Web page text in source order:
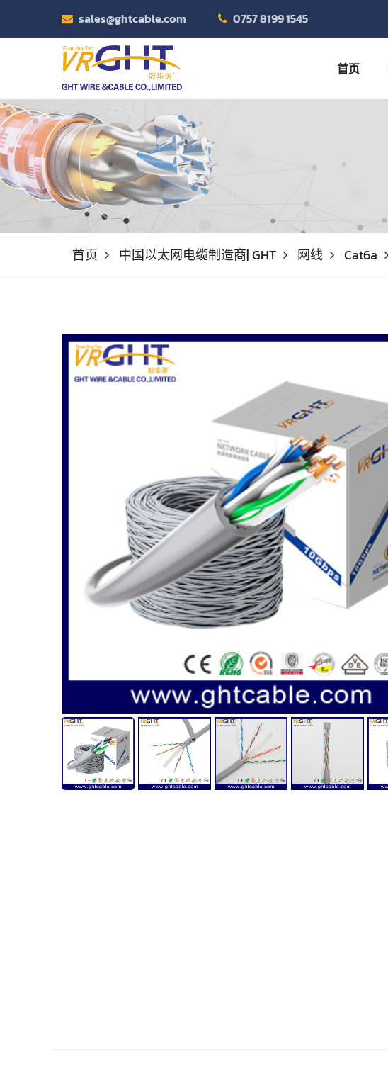
sales@ghtcable.com 0757 8199 1545
首页
首页 中国以太网电缆制造商| GHT 网线 Cat6a